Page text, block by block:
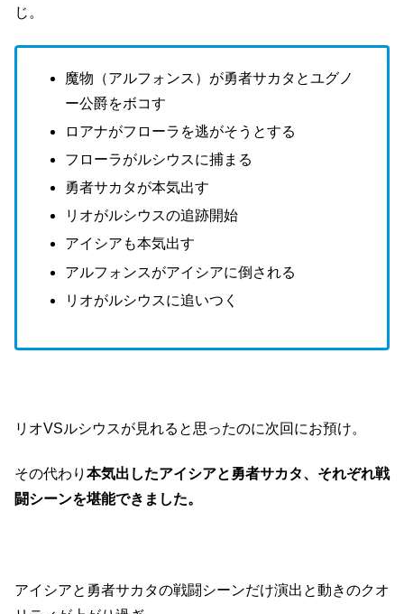
じ。
魔物（アルフォンス）が勇者サカタとユグノ
ー公爵をボコす
ロアナがフローラを逃がそうとする
フローラがルシウスに捕まる
勇者サカタが本気出す
リオがルシウスの追跡開始
アイシアも本気出す
アルフォンスがアイシアに倒される
リオがルシウスに追いつく
リオVSルシウスが見れると思ったのに次回にお預け。
その代わり 本気出したアイシアと勇者サカタ、それぞれ戦
闘シーンを堪能できました。
アイシアと勇者サカタの戦闘シーンだけ演出と動きのクオ